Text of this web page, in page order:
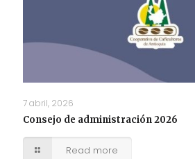
7 abril, 2026
Consejo de administración 2026
Read more